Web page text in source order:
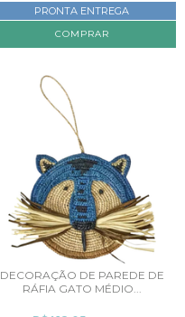
PRONTA ENTREGA
DECORAÇÃO DE PAREDE DE
RÁFIA GATO MÉDIO...